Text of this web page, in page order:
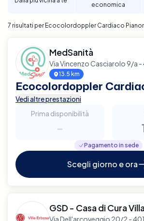
affidabile e di
economica
7 risultati per Ecocolordoppler Cardiaco
MedSanità
Via Vincenzo Casciarolo 9/a
13.5 km
Ecocolordoppler
Vedi altre prestazioni
Prima disponibilità
-
Pagamento in sede
Scegli giorno e ora
GSD - Casa di Cura
Via Dell'arcoveggio 20/2 -